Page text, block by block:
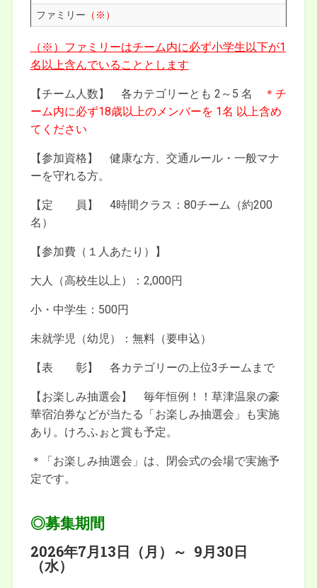
ファミリー （※）
（※） ファミリーはチーム内に必ず小学生以下が1
名以上含んでいることとします
【チーム人数】 各カテゴリーとも 2～5 名
＊チ
ーム内に必ず18歳以上のメンバーを 1名 以上含め
てください
【参加資格】 健康な方、交通ルール・一般マナ
ーを守れる方。
【定 員】 4時間クラス：80チーム（約200
名）
【参加費（１人あたり）】
大人（高校生以上）：2,000円
小・中学生：500円
未就学児（幼児）：無料（要申込）
【表 彰】 各カテゴリーの上位3チームまで
【お楽しみ抽選会】 毎年恒例！！草津温泉の豪
華宿泊券などが当たる「お楽しみ抽選会」も実施
あり。けろふぉと賞も予定。
＊「お楽しみ抽選会」は、閉会式の会場で実施予
定です。
◎募集期間
2026年7月13日（月）～ 9月30日
（水）